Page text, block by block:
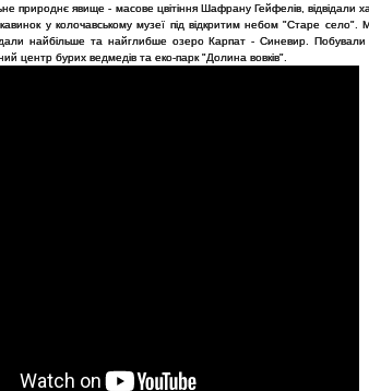
природнє явище - масове цвітіння Шафрану Гейфелів, відвідали
у колочавському музеї під відкритим небом "Старе село".
найбільше та найглибше озеро Карпат - Синевир. Побували
центр бурих ведмедів та еко-парк "Долина вовків".